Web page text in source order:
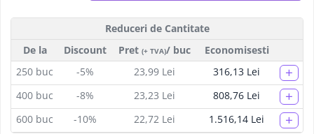
Reduceri de Cantitate
De la
Discount Pret (+ TVA)/ buc
Economisesti
250 buc -5% 23,99 Lei 316,13 Lei +
400 buc -8% 23,23 Lei 808,76 Lei +
600 buc -10% 22,72 Lei 1.516,14 Lei +